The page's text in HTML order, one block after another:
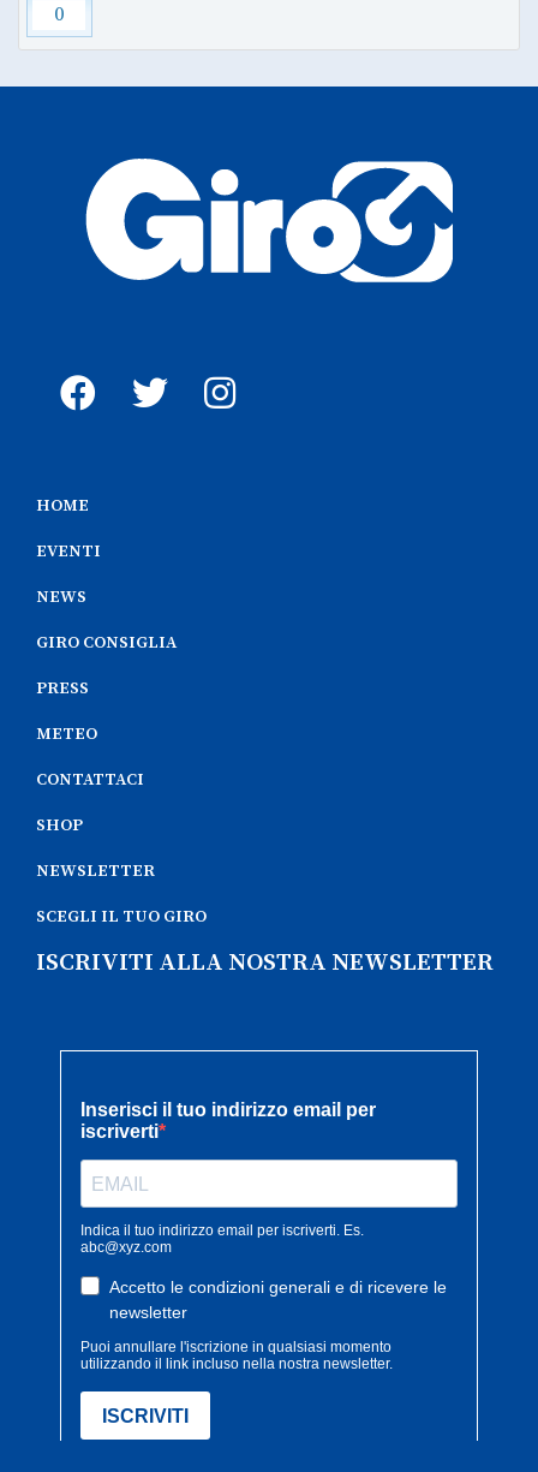
0
HOME
EVENTI
NEWS
GIRO CONSIGLIA
PRESS
METEO
CONTATTACI
SHOP
NEWSLETTER
SCEGLI IL TUO GIRO
ISCRIVITI ALLA NOSTRA NEWSLETTER